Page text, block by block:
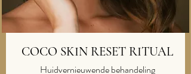
COCO SKIN RESET RITUAL
Huidvernieuwende behandeling